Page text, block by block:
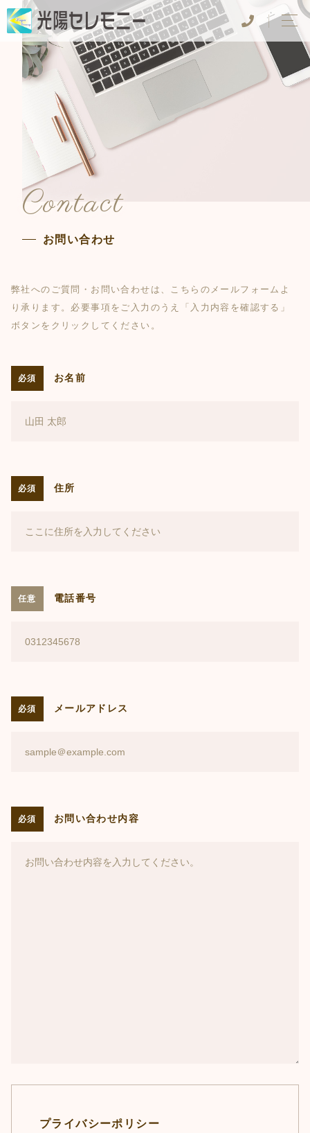
Contact
お問い合わせ
弊社へのご質問・お問い合わせは、こちらのメールフォームよ
り承ります。 必要事項をご入力のうえ「入力内容を確認する」
ボタンをクリックしてください。
必須 お名前
必須 住所
任意 電話番号
必須 メールアドレス
必須 お問い合わせ内容
プライバシーポリシー